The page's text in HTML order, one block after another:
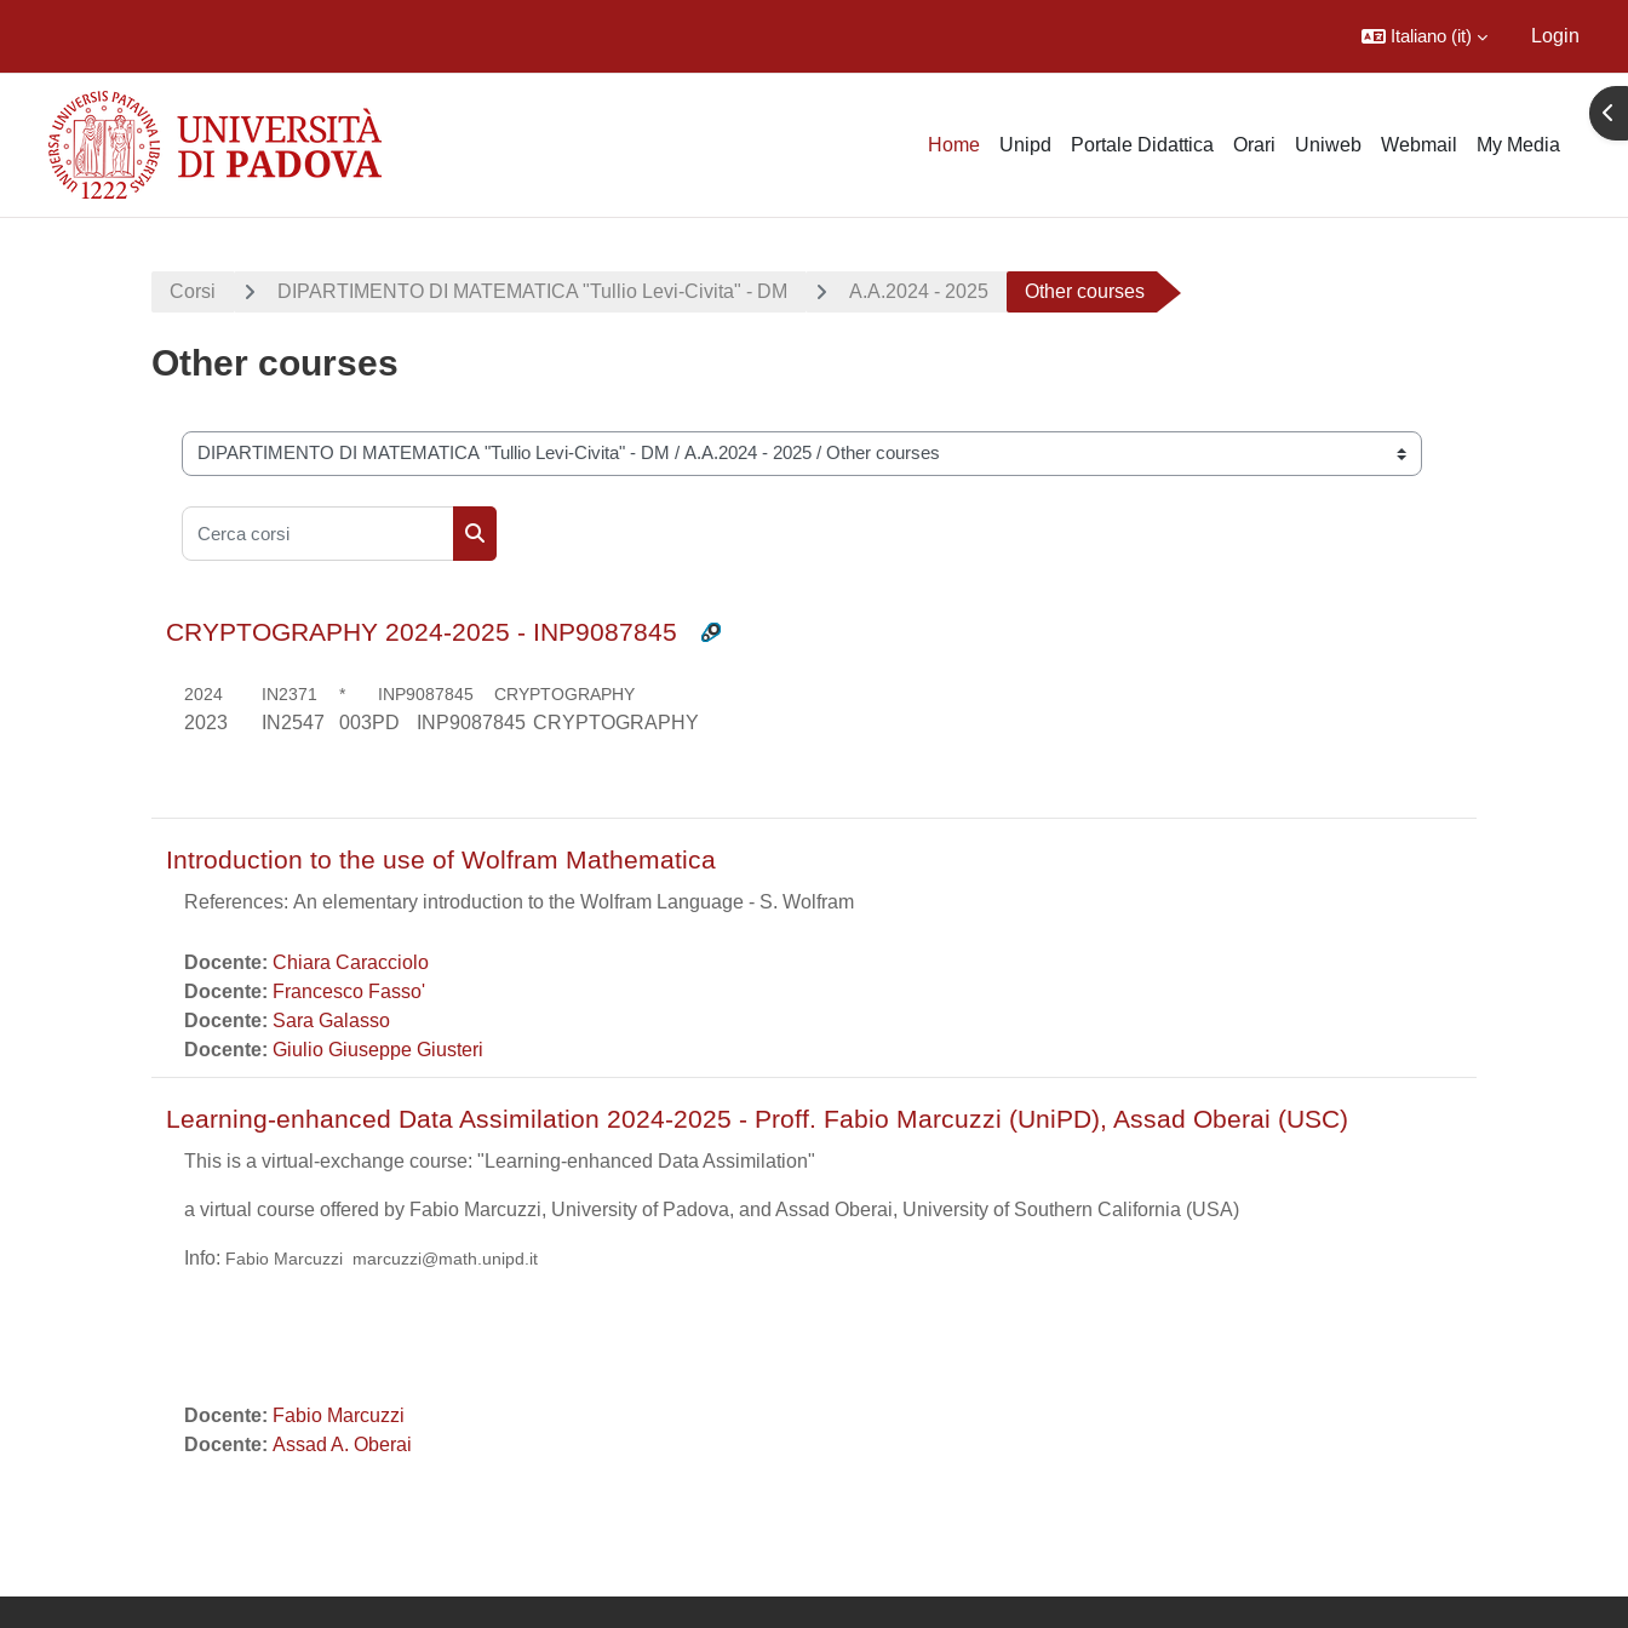
Italiano ‎(it)‎ Login
Home Unipd Portale Didattica Orari Uniweb Webmail My Media
Corsi DIPARTIMENTO DI MATEMATICA "Tullio Levi-Civita" - DM A.A.2024 - 2025 Other courses
Other courses
Categorie di corso
Cerca corsi
CRYPTOGRAPHY 2024-2025 - INP9087845
2024 IN2371 * INP9087845 CRYPTOGRAPHY
2023 IN2547 003PD INP9087845 CRYPTOGRAPHY
Introduction to the use of Wolfram Mathematica
References: An elementary introduction to the Wolfram Language - S. Wolfram
Docente: Chiara Caracciolo
Docente: Francesco Fasso'
Docente: Sara Galasso
Docente: Giulio Giuseppe Giusteri
Learning-enhanced Data Assimilation 2024-2025 - Proff. Fabio Marcuzzi (UniPD), Assad Oberai (USC)
This is a virtual-exchange course: "Learning-enhanced Data Assimilation"
a virtual course offered by Fabio Marcuzzi, University of Padova, and Assad Oberai, University of Southern California (USA)
Info: Fabio Marcuzzi marcuzzi@math.unipd.it
Docente: Fabio Marcuzzi
Docente: Assad A. Oberai